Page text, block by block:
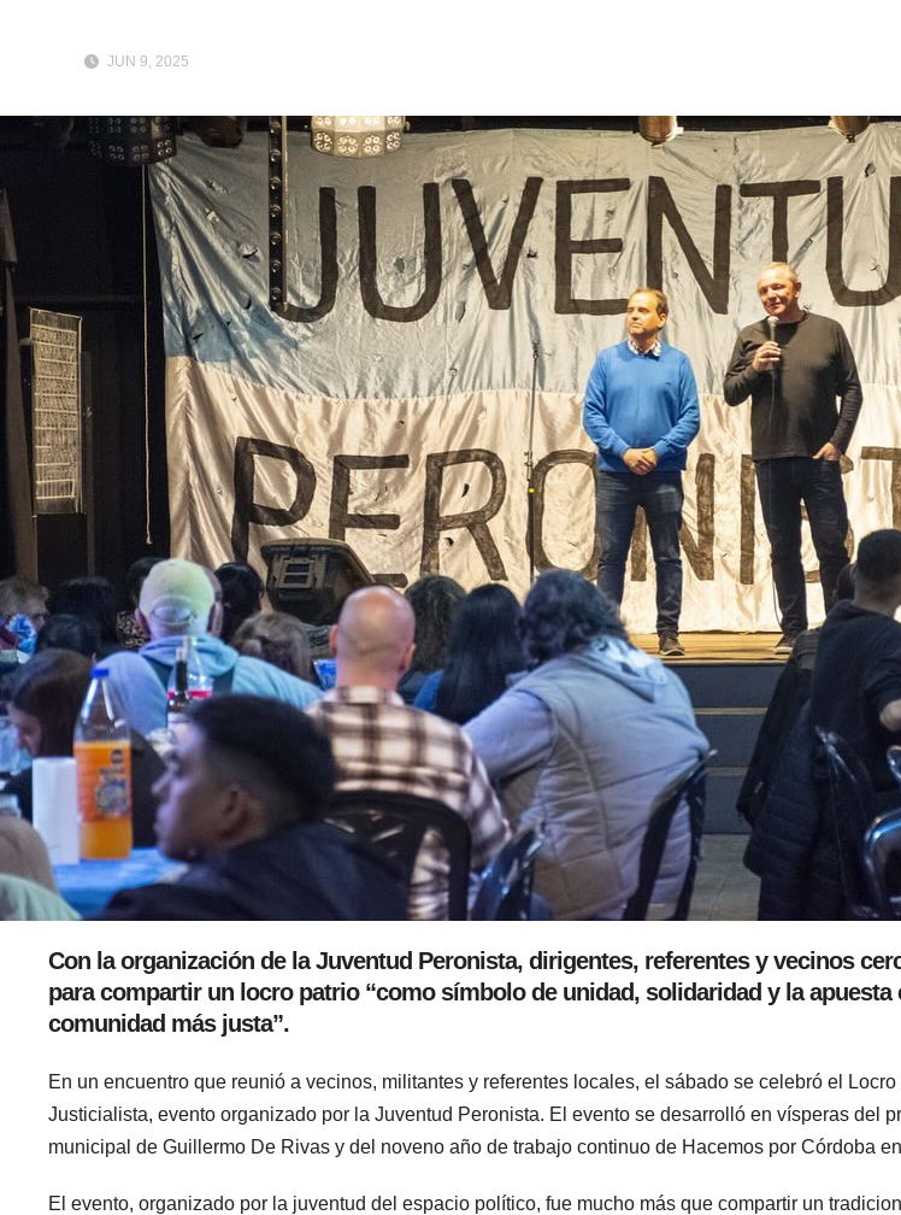
JUN 9, 2025
Con la organización de la Juventud Peronista, dirigentes, referentes y vecinos
para compartir un locro patrio “como símbolo de unidad, solidaridad y la apuesta
comunidad más justa”.
En un encuentro que reunió a vecinos, militantes y referentes locales, el sábado se celebró el
Justicialista, evento organizado por la Juventud Peronista. El evento se desarrolló en vísperas del
municipal de Guillermo De Rivas y del noveno año de trabajo continuo de Hacemos por Córdoba
El evento, organizado por la juventud del espacio político, fue mucho más que compartir un